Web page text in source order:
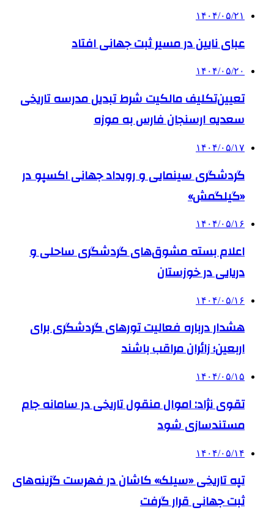
۱۴۰۴/۰۵/۲۱
عبای نایین در مسیر ثبت جهانی افتاد
۱۴۰۴/۰۵/۲۰
تعیین‌تکلیف مالکیت شرط تبدیل مدرسه تاریخی
سعدیه ارسنجان فارس به موزه
۱۴۰۴/۰۵/۱۷
گردشگری سینمایی و رویداد جهانی اکسپو در
«گیلگمش»
۱۴۰۴/۰۵/۱۶
اعلام بسته مشوق‌های گردشگری ساحلی و
دریایی در خوزستان
۱۴۰۴/۰۵/۱۶
هشدار درباره فعالیت تورهای گردشگری برای
اربعین؛ زائران مراقب باشند
۱۴۰۴/۰۵/۱۵
تقوی نژاد: اموال منقول تاریخی در سامانه جام
مستندسازی شود
۱۴۰۴/۰۵/۱۴
تپه تاریخی «سیلک» کاشان در فهرست گزینه‌های
ثبت جهانی قرار گرفت